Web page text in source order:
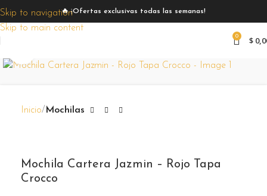
Skip to navigation
Skip to main content
🔥 ¡Ofertas exclusivas todas las semanas!
0 $
Inicio Mochilas
Mochila Cartera Jazmin – Rojo Tapa
Crocco